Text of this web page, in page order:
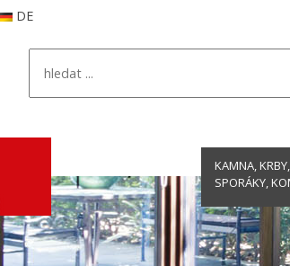
DE
KAMNA, KRBY,
SPORÁKY,